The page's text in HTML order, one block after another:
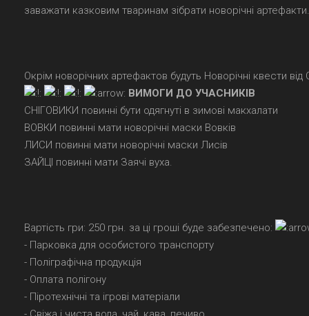
заважати казковим тваринам зібрати новорічні артефакти.
Окрім новорічних артефактов будуть Новорічні квести
ВИМОГИ ДО УЧАСНИКІВ
СНІГОВИКИ повинні бути одягнуті в зимові макхалати
ВОВКИ повинні мати новорічні маски Вовків
ЛИСИ повинні мати новорічні маски Лисів
ЗАЙЦІ повинні мати Заячі вуха.
Вартість гри: 250 грн. за ці гроші буде забезпечено:
- Парковка для особистого транспорту
- Поліграфічна продукція
- Оплата полігону
- Піротехнічні та ігрові матеріали